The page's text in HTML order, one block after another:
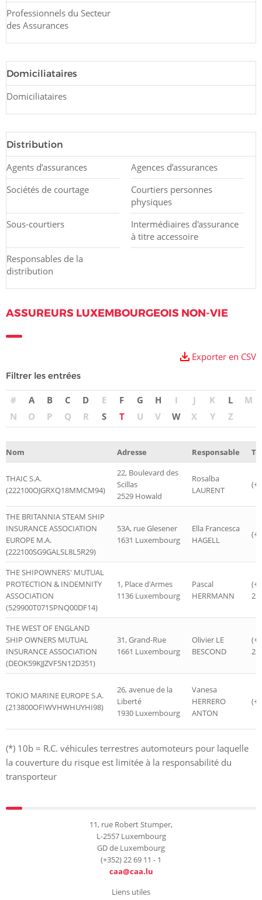
Professionnels du Secteur
des Assurances
Domiciliataires
Domiciliataires
Distribution
Agents d’assurances
Agences d’assurances
Sociétés de courtage
Courtiers personnes
physiques
Sous-courtiers
Intermédiaires d'assurance
à titre accessoire
Responsables de la
distribution
ASSUREURS LUXEMBOURGEOIS NON-VIE
Exporter en CSV
Filtrer les entrées
# A B C D E F G H I J K L
M
N
O P Q R S T U V W X Y Z
Nom Adresse Responsable
THAIC S.A.
(222100OJGRXQ18MMCM94)
22, Boulevard des
Scillas
2529 Howald
Rosalba
LAURENT
THE BRITANNIA STEAM SHIP
INSURANCE ASSOCIATION
EUROPE M.A.
(222100SG9GALSL8L5R29)
53A, rue Glesener
1631 Luxembourg
Ella Francesca
HAGELL
THE SHIPOWNERS' MUTUAL
PROTECTION & INDEMNITY
ASSOCIATION
(529900T071SPNQ00DF14)
1, Place d'Armes
1136 Luxembourg
Pascal
HERRMANN
22
THE WEST OF ENGLAND
SHIP OWNERS MUTUAL
INSURANCE ASSOCIATION
(DEOK59KJJZVF5N12D351)
31, Grand-Rue
1661 Luxembourg
Olivier LE
BESCOND
22
TOKIO MARINE EUROPE S.A.
(213800OFIWVHWHUYHI98)
26, avenue de la
Liberté
1930 Luxembourg
Vanesa
HERRERO
ANTON
(*) 10b = R.C. véhicules terrestres automoteurs pour laquelle
la couverture du risque est limitée à la responsabilité du
transporteur
11, rue Robert Stumper,
L-2557 Luxembourg
GD de Luxembourg
(+352) 22 69 11 - 1
caa@caa.lu
Liens utiles